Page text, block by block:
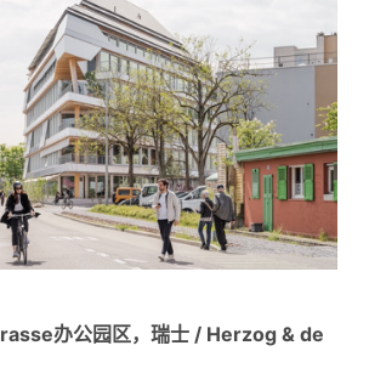
办公园区，瑞士 / Herzog & de